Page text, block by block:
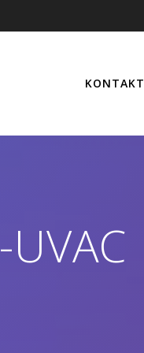
KONTAKT